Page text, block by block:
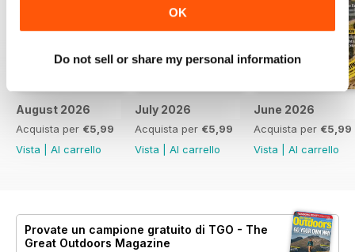
OK
Do not sell or share my personal information
August 2026
Acquista per €5,99
Vista
Al carrello
July 2026
Acquista per €5,99
Vista
Al carrello
June 2026
Acquista per €5,99
Vista
Al carrello
Provate un campione gratuito di TGO - The
Great Outdoors Magazine